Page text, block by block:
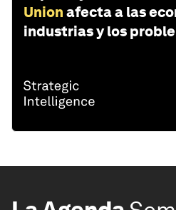
Union afecta a las
industrias y los